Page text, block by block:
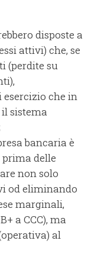
disposte a
attivi) che, se
(perdite su
che in
sistema
bancaria è
prima delle
non solo
od eliminando
marginali,
a CCC), ma
al